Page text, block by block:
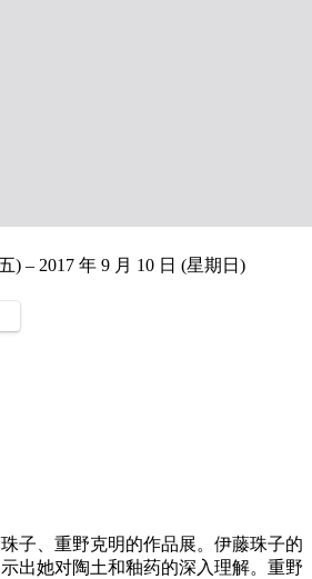
) – 2017 年 9 月 10 日 (星期日)
子、重野克明的作品展。伊藤珠子的
出她对陶土和釉药的深入理解。重野